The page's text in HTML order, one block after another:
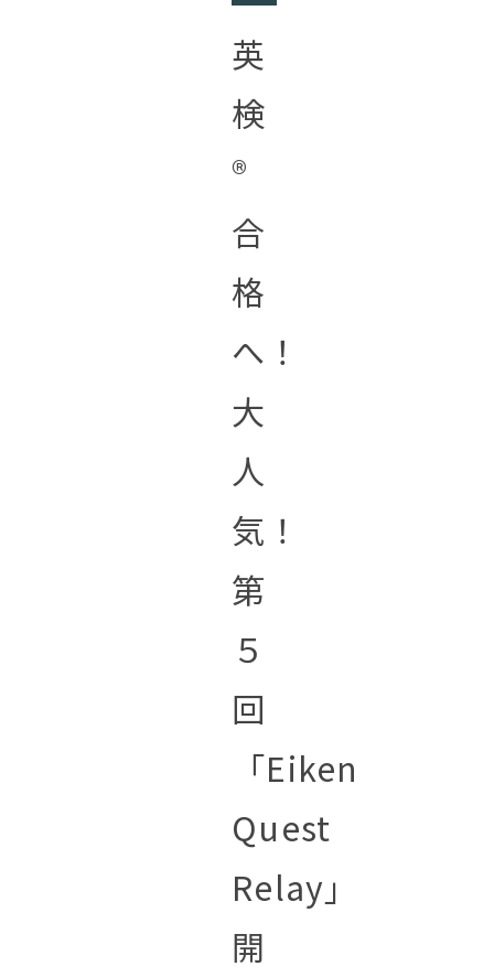
英
検
®︎
合
格
へ！
大
人
気！
第
５
回
「Eiken
Quest
Relay」
開